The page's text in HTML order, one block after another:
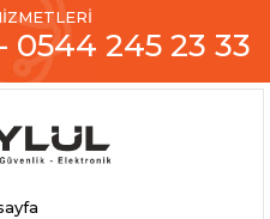
0544 245 23 33